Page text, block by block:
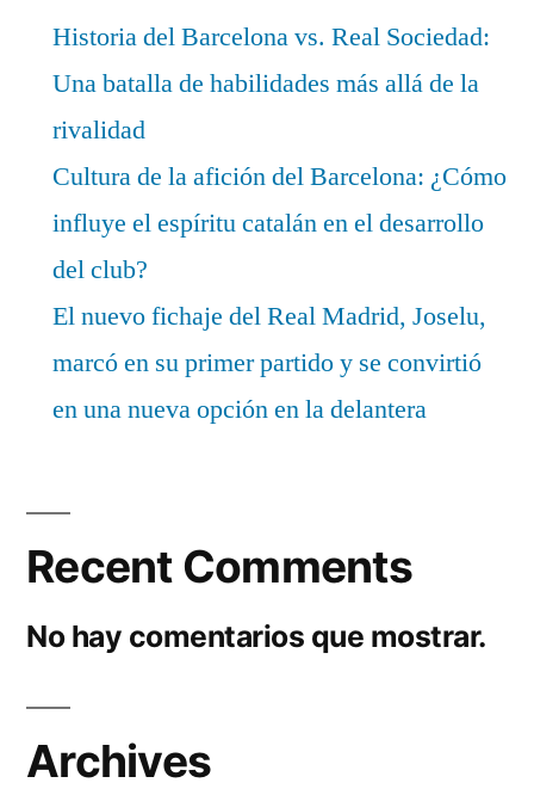
Historia del Barcelona vs. Real Sociedad:
Una batalla de habilidades más allá de la
rivalidad
Cultura de la afición del Barcelona: ¿Cómo
influye el espíritu catalán en el desarrollo
del club?
El nuevo fichaje del Real Madrid, Joselu,
marcó en su primer partido y se convirtió
en una nueva opción en la delantera
Recent Comments
No hay comentarios que mostrar.
Archives